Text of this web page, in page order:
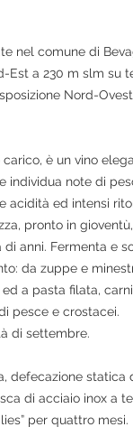
nel comune di
Est a 230 m slm su
Nord-
è un vino
individua note di
acidità ed intensi
pronto in
anni. Fermenta e
da zuppe e
a pasta filata,
pesce e crostacei.
di settembre.
defecazione statica
di acciaio inox a
per quattro mesi.